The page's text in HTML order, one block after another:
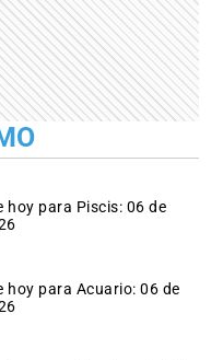
hoy para Piscis: 06 de
hoy para Acuario: 06 de